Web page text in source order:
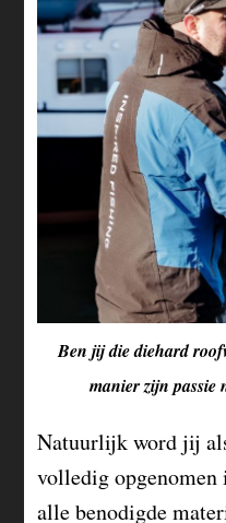
Ben jij die diehard
manier zijn passie
Natuurlijk word jij
volledig
alle benodigde